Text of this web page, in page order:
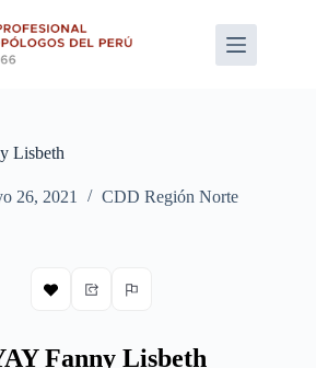
Lisbeth
26, 2021 CDD Región Norte
Fanny Lisbeth